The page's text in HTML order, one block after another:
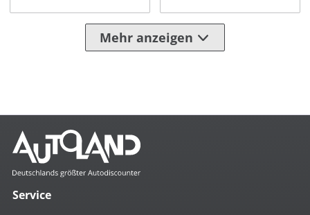
Mehr anzeigen
Service